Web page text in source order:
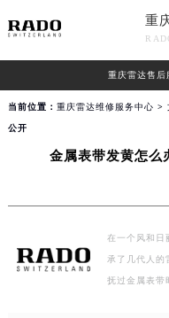
重
重庆雷达售后
当前位置： 重庆雷达维修服务中心 >
公开
金属表带发黄怎么
在一个风和日
承了几代人的
抚过金属表带